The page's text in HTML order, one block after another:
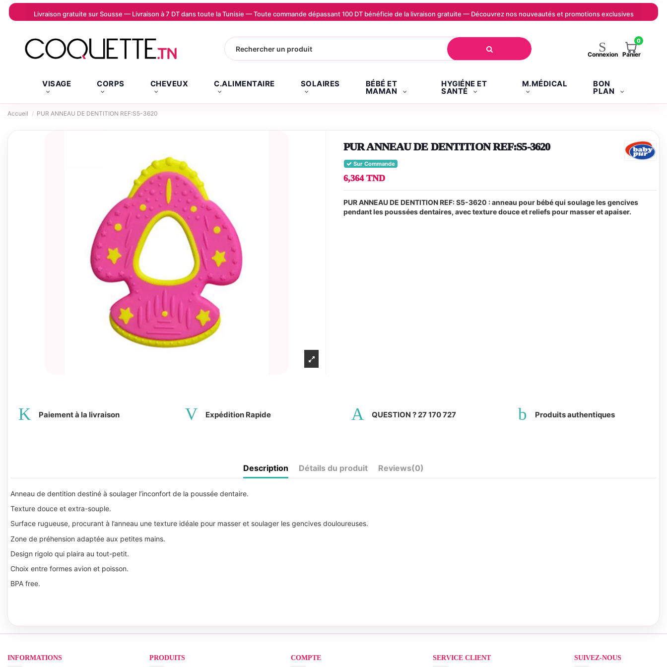
Livraison gratuite sur Sousse — Livraison à 7 DT dans toute la Tunisie — Toute commande dépassant 100 DT bénéficie de la livraison gratuite — Découvrez nos nouveautés et promotions exclusives
Connexion
0
Panier
VISAGE CORPS CHEVEUX C.ALIMENTAIRE SOLAIRES BÉBÉ ET
MAMAN
HYGIÉNE ET
SANTÉ
M.MÉDICAL BON
PLAN
Accueil PUR ANNEAU DE DENTITION REF:S5-3620
PUR ANNEAU DE DENTITION REF:S5-3620
Sur Commande
6,364 TND
PUR ANNEAU DE DENTITION REF: S5-3620 : anneau pour bébé qui soulage les gencives
pendant les poussées dentaires, avec texture douce et reliefs pour masser et apaiser.
Paiement à la livraison Expédition Rapide QUESTION ? 27 170 727 Produits authentiques
Description Détails du produit Reviews(0)
Anneau de dentition destiné à soulager l’inconfort de la poussée dentaire.
Texture douce et extra-souple.
Surface rugueuse, procurant à l’anneau une texture idéale pour masser et soulager les gencives douloureuses.
Zone de préhension adaptée aux petites mains.
Design rigolo qui plaira au tout-petit.
Choix entre formes avion et poisson.
BPA free.
INFORMATIONS PRODUITS COMPTE SERVICE CLIENT SUIVEZ-NOUS